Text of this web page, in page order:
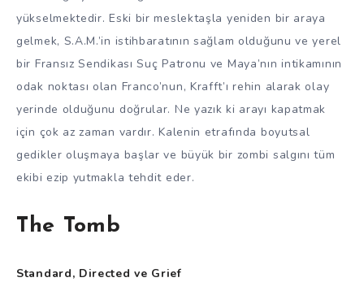
yükselmektedir. Eski bir meslektaşla yeniden bir araya
gelmek, S.A.M.’in istihbaratının sağlam olduğunu ve yerel
bir Fransız Sendikası Suç Patronu ve Maya’nın intikamının
odak noktası olan Franco’nun, Krafft’ı rehin alarak olay
yerinde olduğunu doğrular. Ne yazık ki arayı kapatmak
için çok az zaman vardır. Kalenin etrafında boyutsal
gedikler oluşmaya başlar ve büyük bir zombi salgını tüm
ekibi ezip yutmakla tehdit eder.
The Tomb
Standard, Directed ve Grief